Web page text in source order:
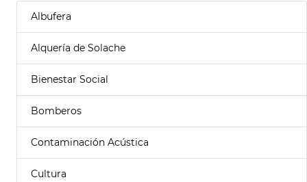
Albufera
Alquería de Solache
Bienestar Social
Bomberos
Contaminación Acústica
Cultura